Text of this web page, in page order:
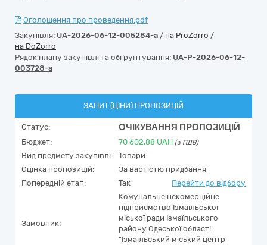
Оголошення про проведення.pdf
Закупівля: UA-2026-06-12-005284-a / на ProZorro /
на DoZorro
Рядок плану закупівлі та обґрунтування: UA-P-2026-06-12-
003728-a
ЗАПИТ (ЦІНИ) ПРОПОЗИЦІЙ
Статус: ОЧІКУВАННЯ ПРОПОЗИЦІЙ
Бюджет: 70 602,88 UAH (з ПДВ)
Вид предмету закупівлі:
Товари
Оцінка пропозицій:
За вартістю придбання
Попередній етап:
Так Перейти до відбору
Замовник:
Комунальне некомерційне
підприємство Ізмаїльської
міської ради Ізмаїльського
району Одеської області
"Ізмаїльський міський центр